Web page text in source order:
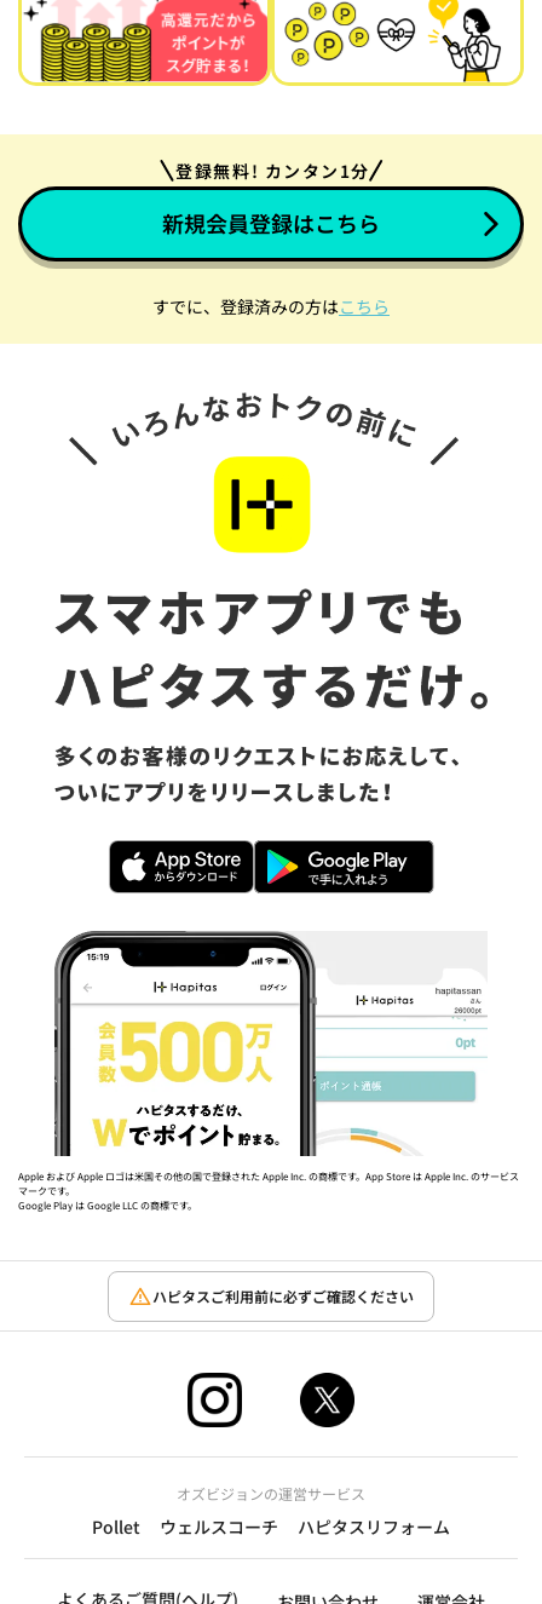
登録無料! カンタン1分
新規会員登録はこちら
すでに、登録済みの方はこちら
Apple および Apple ロゴは米国その他の国で登録された Apple Inc. の商標です。App Store は Apple Inc. のサービス
マークです。
Google Play は Google LLC の商標です。
ハピタスご利用前に必ずご確認ください
オズビジョンの運営サービス
Pollet ウェルスコーチ ハピタスリフォーム
よくあるご質問(ヘルプ)